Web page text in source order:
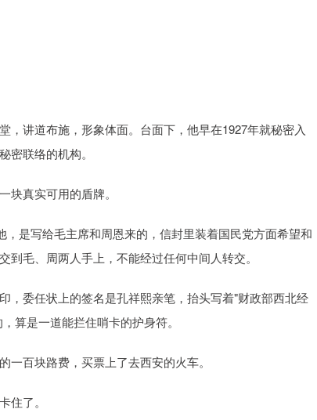
讲道布施，形象体面。台面下，他早在1927年就秘密入
联络的机构。
真实可用的盾牌。
是写给毛主席和周恩来的，信封里装着国民党方面希望和
毛、周两人手上，不能经过任何中间人转交。
，委任状上的签名是孔祥熙亲笔，抬头写着"财政部西北经
算是一道能拦住哨卡的护身符。
百块路费，买票上了去西安的火车。
住了。